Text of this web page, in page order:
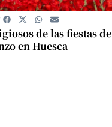
de las fiestas de
en Huesca